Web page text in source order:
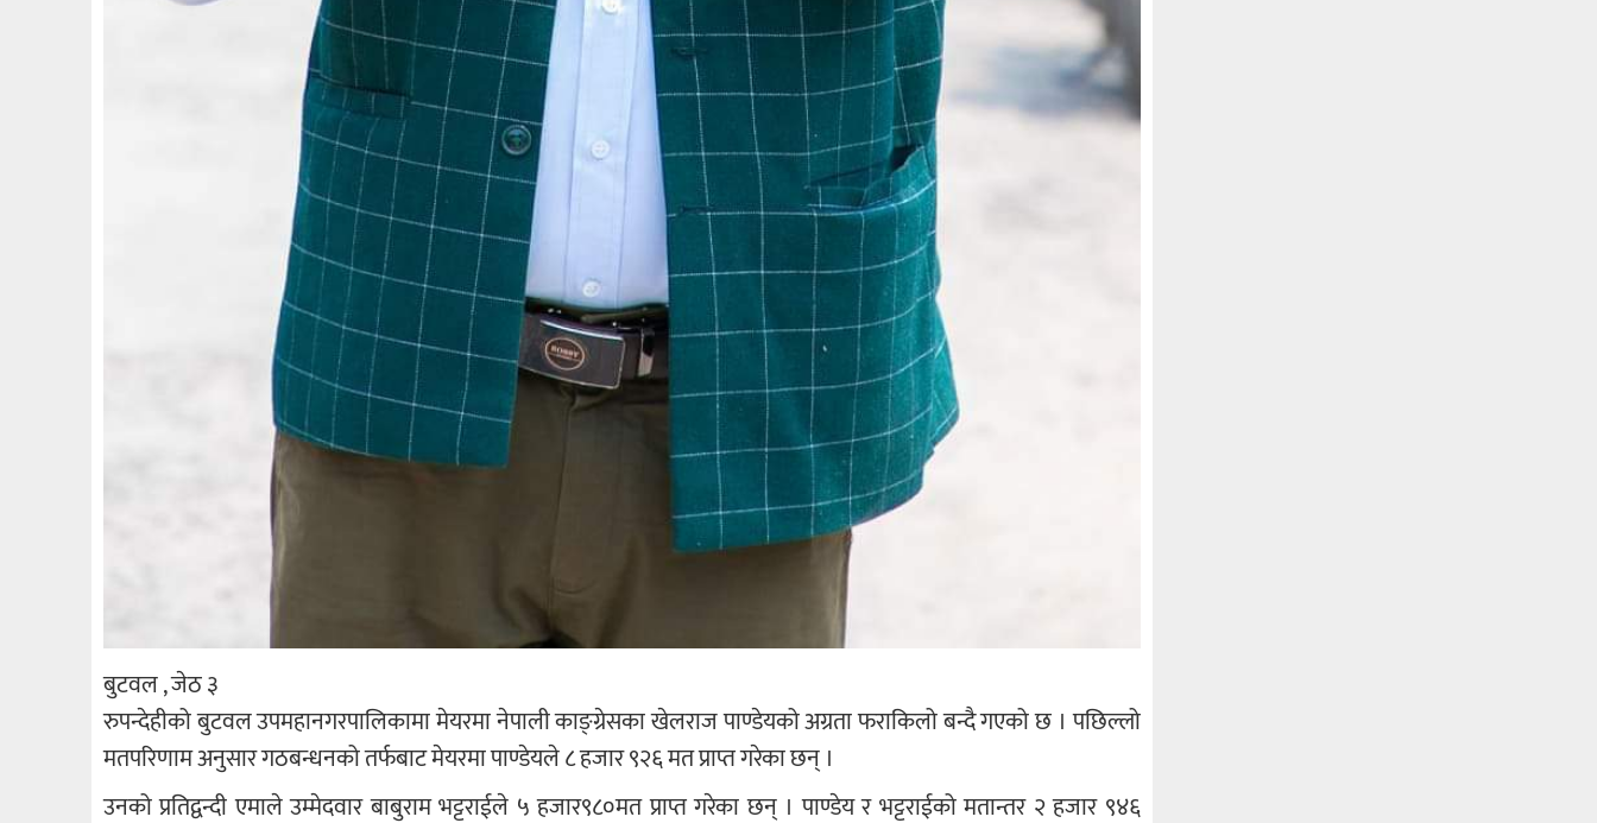
बुटवल , जेठ ३
रुपन्देहीको बुटवल उपमहानगरपालिकामा मेयरमा नेपाली काङ्ग्रेसका खेलराज पाण्डेयको अग्रता फराकिलो बन्दै गएको छ । पछिल्लो
मतपरिणाम अनुसार गठबन्धनको तर्फबाट मेयरमा पाण्डेयले ८ हजार ९२६ मत प्राप्त गरेका छन् ।
उनको प्रतिद्वन्दी एमाले उम्मेदवार बाबुराम भट्टराईले ५ हजार९८०मत प्राप्त गरेका छन् । पाण्डेय र भट्टराईको मतान्तर २ हजार ९४६